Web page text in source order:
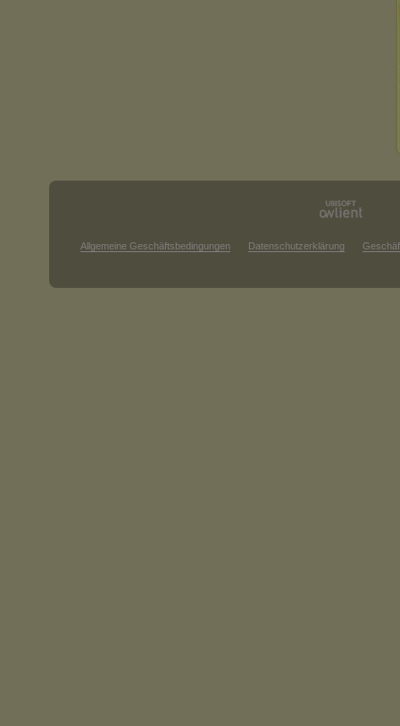
Allgemeine Geschäftsbedingungen Datenschutzerklärung